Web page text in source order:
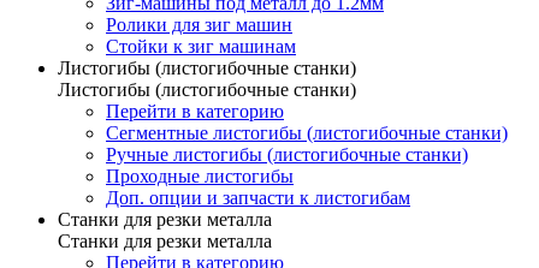
Ролики для зиг машин
Стойки к зиг машинам
Листогибы (листогибочные станки)
Листогибы (листогибочные станки)
Перейти в категорию
Сегментные листогибы (листогибочные станки)
Ручные листогибы (листогибочные станки)
Проходные листогибы
Доп. опции и запчасти к листогибам
Станки для резки металла
Станки для резки металла
Перейти в категорию